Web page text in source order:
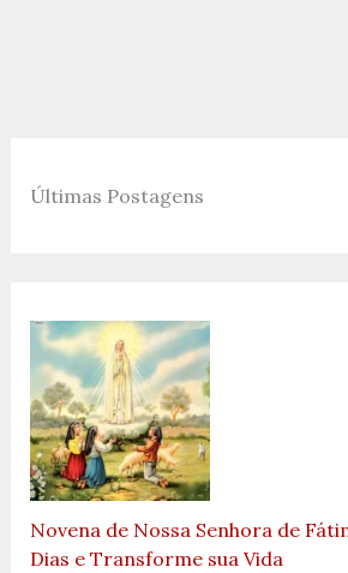
Últimas Postagens
Novena de Nossa Senhora de
Dias e Transforme sua Vida